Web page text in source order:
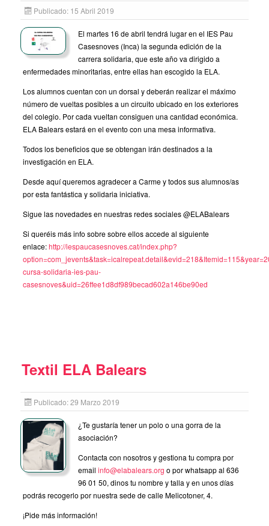
Publicado: 15 Abril 2019
El martes 16 de abril tendrá lugar en el IES Pau
Casesnoves (Inca) la segunda edición de la
carrera solidaria, que este año va dirigido a
enfermedades minoritarias, entre ellas han escogido la ELA.
Los alumnos cuentan con un dorsal y deberán realizar el máximo
número de vueltas posibles a un circuito ubicado en los exteriores
del colegio. Por cada vueltan consiguen una cantidad económica.
ELA Balears estará en el evento con una mesa informativa.
Todos los beneficios que se obtengan irán destinados a la
investigación en ELA.
Desde aquí queremos agradecer a Carme y todos sus alumnos/as
por esta fantástica y solidaria iniciativa.
Sigue las novedades en nuestras redes sociales @ELABalears
Si queréis más info sobre sobre ellos accede al siguiente
enlace:http://iespaucasesnoves.cat/index.php?
cursa-solidaria-ies-pau-
casesnoves&uid=26ffee1d8df989becad602a146be90ed
Textil ELA Balears
Publicado: 29 Marzo 2019
¿Te gustaría tener un polo o una gorra de la
asociación?
Contacta con nosotros y gestiona tu compra por
email info@elabalears.org o por whatsapp al 636
96 01 50, dinos tu nombre y talla y en unos días
podrás recogerlo por nuestra sede de calle Melicotoner, 4.
¡Pide más información!